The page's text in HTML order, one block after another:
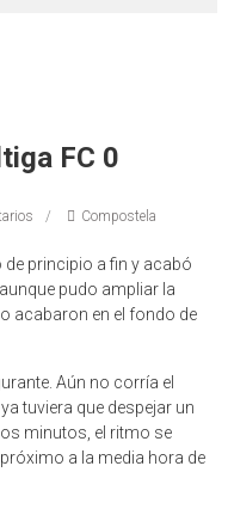
FC 0
Compostela
principio a fin y acabó
pudo ampliar la
acabaron en el fondo de
Aún no corría el
tuviera que despejar un
minutos, el ritmo se
a la media hora de